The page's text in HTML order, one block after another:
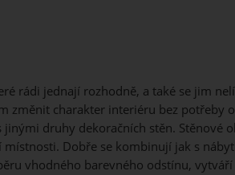
rádi jednají rozhodně, a také se jim
charakter interiéru bez potřeby
druhy dekoračních stěn. Stěnové
Dobře se kombinují jak s
vhodného barevného odstínu,